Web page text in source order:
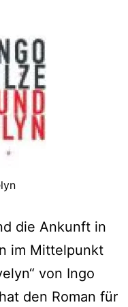
die Ankunft in
im Mittelpunkt
von Ingo
den Roman für